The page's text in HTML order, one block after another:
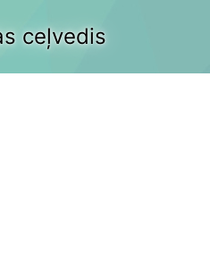
ceļvedis